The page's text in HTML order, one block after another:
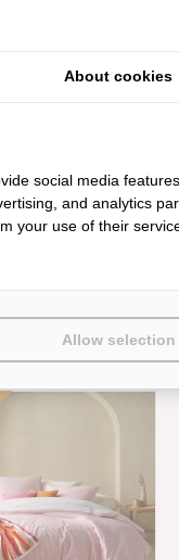
LIETAER GELE
EXCELLENCE
(OCHRE)*, VANAF
About cookies
social media
and analytics
your use of their
Allow selection